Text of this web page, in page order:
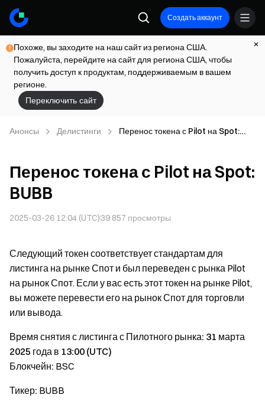
Создать аккаунт
Похоже, вы заходите на наш сайт из региона США.
Пожалуйста, перейдите на сайт для региона США, чтобы
получить доступ к продуктам, поддерживаемым в вашем
регионе.
Переключить сайт
Анонсы Делистинги
Перенос токена с Pilot на Spot:
Перенос токена с Pilot на Spot:
BUBB
2025-03-26 12:04 (UTC)39 857 просмотры
Следующий токен соответствует стандартам для
листинга на рынке Спот и был переведен с рынка Pilot
на рынок Спот. Если у вас есть этот токен на рынке Pilot,
вы можете перевести его на рынок Спот для торговли
или вывода.
Время снятия с листинга с Пилотного рынка: 31 марта
2025 года в 13:00 (UTC)
Блокчейн: BSC
Тикер: BUBB